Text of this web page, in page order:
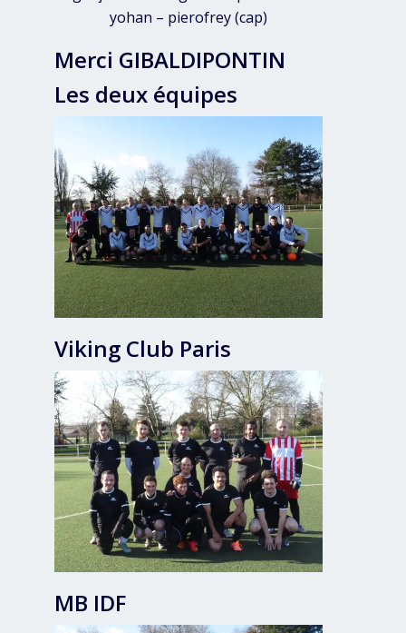
yohan – pierofrey (cap)
Merci GIBALDIPONTIN
Les deux équipes
Viking Club Paris
MB IDF